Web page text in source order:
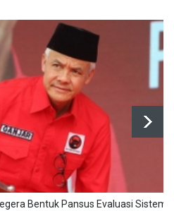
Bentuk Pansus Evaluasi Sistem